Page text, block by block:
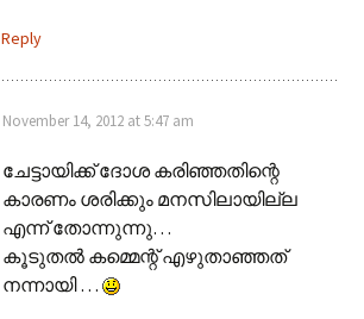
Reply
November 14, 2012 at 5:47 am
ചേട്ടായിക്ക് ദോശ കരിഞ്ഞതിന്റെ
കാരണം ശരിക്കും മനസിലായില്ല
എന്ന് തോന്നുന്നു…
കൂടുതല്‍ കമ്മെന്റ് എഴുതാഞ്ഞത്
നന്നായി …